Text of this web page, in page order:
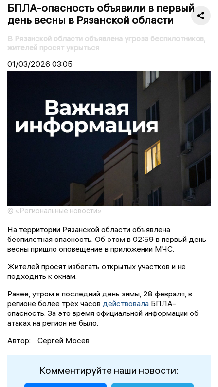
БПЛА-опасность объявили в первый
день весны в Рязанской области
В Рязанской области объявлена угроза беспилотников,
жителей просят укрыться
01/03/2026 03:05
© «Региональные новости»
На территории Рязанской области объявлена
беспилотная опасность. Об этом в 02:59 в первый день
весны пришло оповещение в приложении МЧС.
Жителей просят избегать открытых участков и не
подходить к окнам.
Ранее, утром в последний день зимы, 28 февраля, в
регионе более трёх часов действовала БПЛА-
опасность. За это время официальной информации об
атаках на регион не было.
Автор:
Сергей Мосев
Комментируйте наши новости: